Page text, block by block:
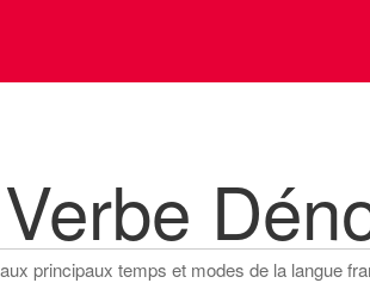
principaux temps et modes de la langue